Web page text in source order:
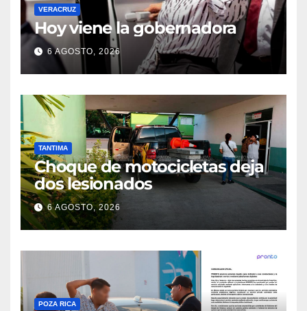
VERACRUZ
Hoy viene la gobernadora
6 AGOSTO, 2026
TANTIMA
Choque de motocicletas deja
dos lesionados
6 AGOSTO, 2026
POZA RICA